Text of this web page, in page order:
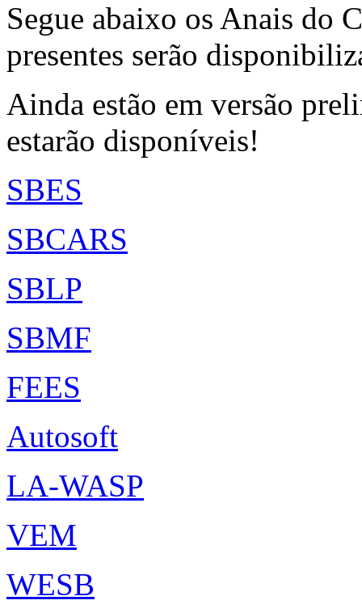
Segue abaixo os Anais do
presentes serão
Ainda estão em versão
estarão disponíveis!
SBES
SBCARS
SBLP
SBMF
FEES
Autosoft
LA-WASP
VEM
WESB